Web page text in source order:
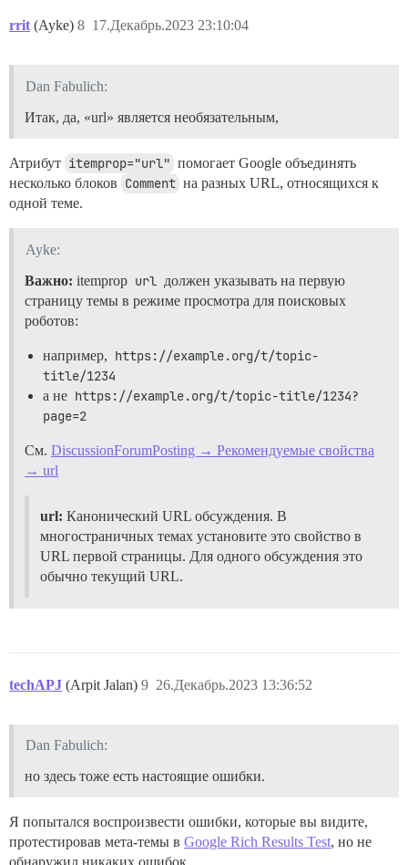
rrit (Ayke) 17.Декабрь.2023 23:10:04
8
Dan Fabulich:
Итак, да, «url» является необязательным,
Атрибут itemprop="url" помогает Google объединять
несколько блоков Comment на разных URL, относящихся к
одной теме.
Ayke:
Важно: itemprop url должен указывать на первую
страницу темы в режиме просмотра для поисковых
роботов:
например, https://example.org/t/topic-
title/1234
а не https://example.org/t/topic-title/1234?
page=2
См. DiscussionForumPosting → Рекомендуемые свойства
→ url
url: Канонический URL обсуждения. В
многостраничных темах установите это свойство в
URL первой страницы. Для одного обсуждения это
обычно текущий URL.
techAPJ (Arpit Jalan) 26.Декабрь.2023 13:36:52
9
Dan Fabulich:
но здесь тоже есть настоящие ошибки.
Я попытался воспроизвести ошибки, которые вы видите,
протестировав мета-темы в Google Rich Results Test, но не